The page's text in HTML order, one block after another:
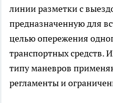
линии разметки с
предназначенную для
целью опережения
транспортных средств.
типу маневров
регламенты и